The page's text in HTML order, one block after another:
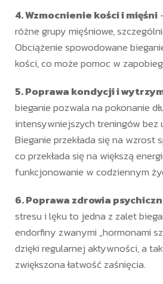
4. Wzmocnienie kości i mięśni
różne grupy mięśniowe,
Obciążenie spowodowane
kości, co może pomoc w
5. Poprawa kondycji i
bieganie pozwala na pokonanie
intensywniejszych treningów bez
Bieganie przekłada się na wzrost
co przekłada się na większą
funkcjonowanie w codziennym
6. Poprawa zdrowia
stresu i lęku to jedna z zalet
endorfiny zwanymi „hormonami
dzięki regularnej aktywności, a
zwiększona łatwość zaśnięcia.